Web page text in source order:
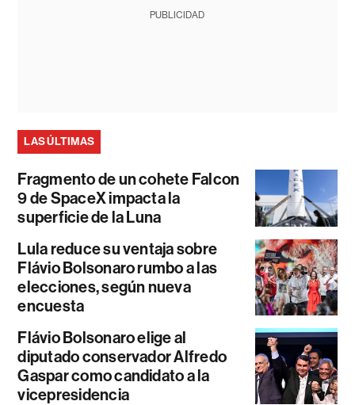
PUBLICIDAD
LAS ÚLTIMAS
Fragmento de un cohete Falcon
9 de SpaceX impacta la
superficie de la Luna
Lula reduce su ventaja sobre
Flávio Bolsonaro rumbo a las
elecciones, según nueva
encuesta
Flávio Bolsonaro elige al
diputado conservador Alfredo
Gaspar como candidato a la
vicepresidencia